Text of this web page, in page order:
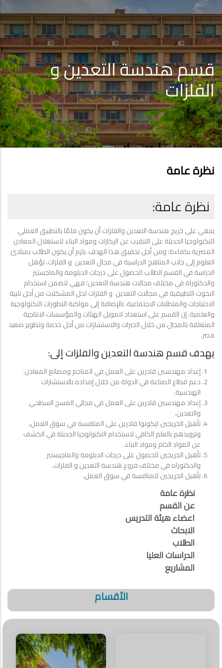
قسم هندسة التعدين و
الفلزات
نظرة عامة
نظرة عامة:
ينبغي على خريج هندسة التعدين والفلزات أن يكون ملمًا بالتطبيق العملي
للتكنولوجيا الحديثة على التنقيب عن الركازات ومواد البناء لاستغلال المعادن
المصرية بكفاءة؛ ومن أجل تحقيق هذا الهدف، يلزم أن يكون الطالب بمبادئ
العلوم إلى جانب المناهج الدراسية في مجال التعدين و الفلزات. تؤهل
الدراسة في القسم الطالب للحصول على درجات الدبلومة والماجستير
والدكتوراة في مختلف مجالات هندسة التعدين؛ فهي تتضمن استخدام
البحوث التطبيقية في مجالات التعدين و الفلزات لحل المشكلات من أجل تلبية
الاحتياجات والمتطلبات الاجتماعية، بالإضافة إلى مواكبة التطورات التكنولوجية
والعلمية. إن القسم على استعداد لتمويل الهيئات والمؤسسات الانتاجية
المتعلقة بالمجال من خلال الخبرات والاستشارات من أجل خدمة وتطوير صعيد
مصر.
يهدف قسم هندسة التعدين والفلزات إلى:
إعداد مهندسين قادرين على العمل في المناجم ومصانع المعادن.
دعم قطاع الصناعة في الدولة من خلال إمداده بالاستشارات
الهندسية.
إعداد مهندسين قادرين على العمل في مجالي المسح السطحي
والتعدين.
تأهيل الخريجين ليكونوا قادرين على المنافسة في سوق العمل،
وتزويدهم بالعلم الكافي لاستخدام التكنولوجيا الحديثة في الكشف
عن المواد الخام ومواد البناء.
تأهيل الخريجين للحصول على درجات الدبلومة والماجيستير
والدكتوراه في مختلف فروع هندسة التعدين و الفلزات.
تأهيل الخريجين للمنافسة في سوق العمل.
نظرة عامة
عن القسم
اعضاء هيئة التدريس
الابحاث
الطلاب
الدراسات العليا
المشاريع
الأقسام